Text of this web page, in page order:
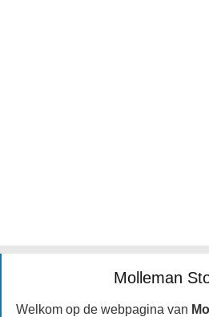
Molleman
Welkom op de webpagina van